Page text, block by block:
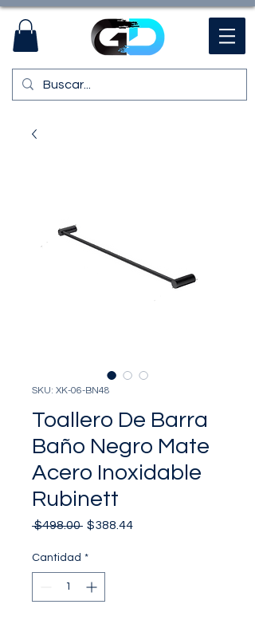
SKU: XK-06-BN48
Toallero De Barra
Baño Negro Mate
Acero Inoxidable
Rubinett
$498.00 Precio
$388.44Precio
Cantidad *